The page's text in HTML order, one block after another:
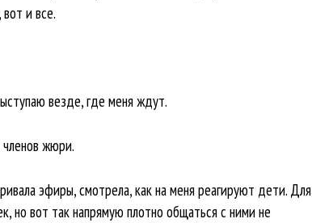
и все.
везде, где меня ждут.
жюри.
эфиры, смотрела, как на меня реагируют дети. Для
вот так напрямую плотно общаться с ними не